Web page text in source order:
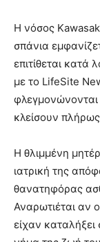
Η νόσος
σπάνια
επιτίθεται
με το LifeSite
κλείσουν
Η θλιμμένη
ιατρική της
θανατηφόρας
Αναρωτιέται αν
είχαν